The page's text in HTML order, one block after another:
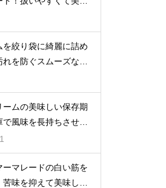
介
を絞り袋に綺麗に詰め
れを防ぐスムーズな入
ームの美味しい保存期
で風味を長持ちさせる
ーマレードの白い筋を
苦味を抑えて美味しい